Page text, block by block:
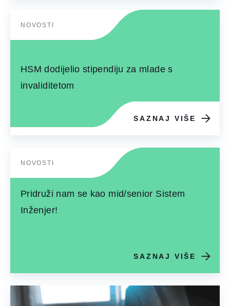
NOVOSTI
HSM dodijelio stipendiju za mlade s
invaliditetom
SAZNAJ VIŠE
NOVOSTI
Pridruži nam se kao mid/senior Sistem
Inženjer!
SAZNAJ VIŠE